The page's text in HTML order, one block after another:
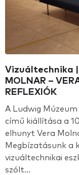
Vizuáltechnika |
MOLNAR –
REFLEXIÓK
A Ludwig Múzeum
című kiállítása a
elhunyt Vera
Megbízatásunk a
vizuáltechnikai
szólt...